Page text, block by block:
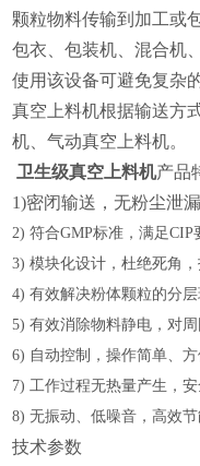
颗粒物料传输到加工或
包衣、包装机、混合机
使用该设备可避免复杂
真空上料机根据输送方
机、气动真空上料机。
卫生级真空上料机产品
1)密闭输送，无粉尘泄
2) 符合GMP标准，满足
3) 模块化设计，杜绝死角
4) 有效解决粉体颗粒的分层
5) 有效消除物料静电，对
6) 自动控制，操作简单、方
7) 工作过程无热量产生，
8) 无振动、低噪音，高效
技术参数